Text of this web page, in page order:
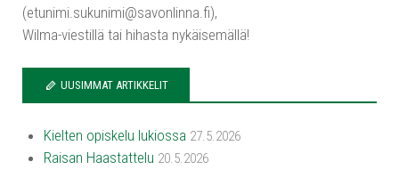
(etunimi.sukunimi@savonlinna.fi),
Wilma-viestillä tai hihasta nykäisemällä!
UUSIMMAT ARTIKKELIT
Kielten opiskelu lukiossa 27.5.2026
Raisan Haastattelu 20.5.2026